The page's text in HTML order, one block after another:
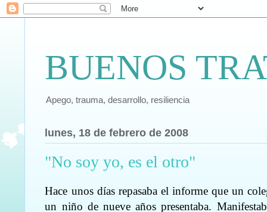
BUENOS
Apego, trauma, desarrollo, resiliencia
lunes, 18 de febrero de 2008
"No soy yo, es el otro"
Hace unos días repasaba el informe que un
un niño de nueve años presentaba.